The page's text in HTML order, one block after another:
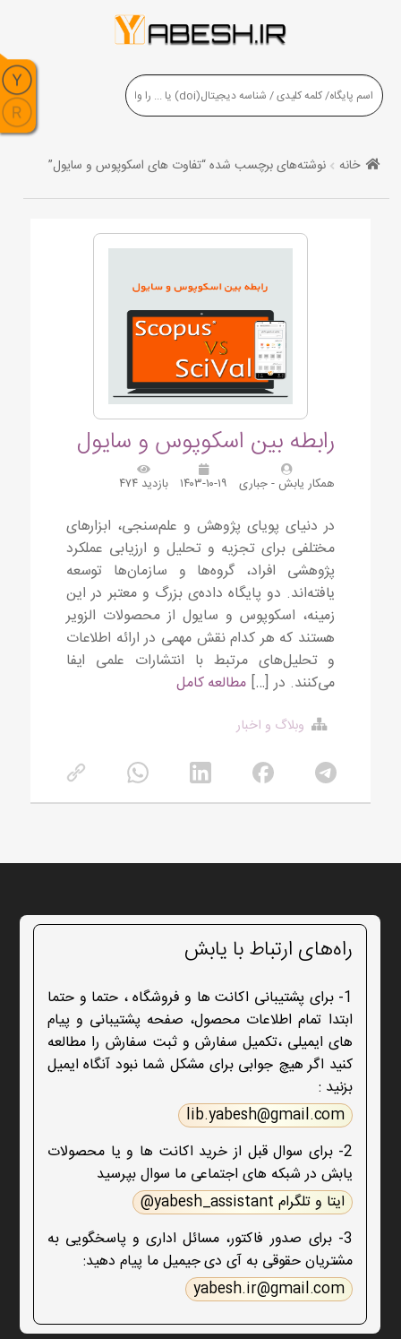
خانه نوشته‌های برچسب شده “تفاوت های اسکوپوس و سایول”
رابطه بین اسکوپوس و سایول
همکار یابش - جباری ۱۴۰۳-۱۰-۱۹ بازدید ۴۷۴
در دنیای پویای پژوهش و علم‌سنجی، ابزارهای
مختلفی برای تجزیه و تحلیل و ارزیابی عملکرد
پژوهشی افراد، گروه‌ها و سازمان‌ها توسعه
یافته‌اند. دو پایگاه داده‌ی بزرگ و معتبر در این
زمینه، اسکوپوس و سایول از محصولات الزویر
هستند که هر کدام نقش مهمی در ارائه اطلاعات
و تحلیل‌های مرتبط با انتشارات علمی ایفا
می‌کنند. در […] مطالعه کامل
وبلاگ و اخبار
راه‌های ارتباط با یابش
1- برای پشتیبانی اکانت ها و فروشگاه ، حتما و حتما
ابتدا تمام اطلاعات محصول، صفحه پشتیبانی و پیام
های ایمیلی ،تکمیل سفارش و ثبت سفارش را مطالعه
کنید اگر هیچ جوابی برای مشکل شما نبود آنگاه ایمیل
بزنید :
lib.yabesh@gmail.com
2- برای سوال قبل از خرید اکانت ها و یا محصولات
یابش در شبکه های اجتماعی ما سوال بپرسید
ایتا و تلگرام yabesh_assistant@
3- برای صدور فاکتور، مسائل اداری و پاسخگویی به
مشتریان حقوقی به آی دی جیمیل ما پیام دهید:
yabesh.ir@gmail.com